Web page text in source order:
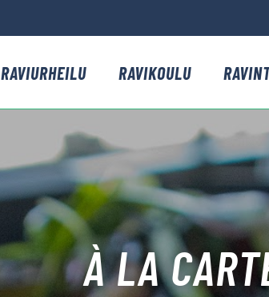
RAVIURHEILU RAVIKOULU
À LA